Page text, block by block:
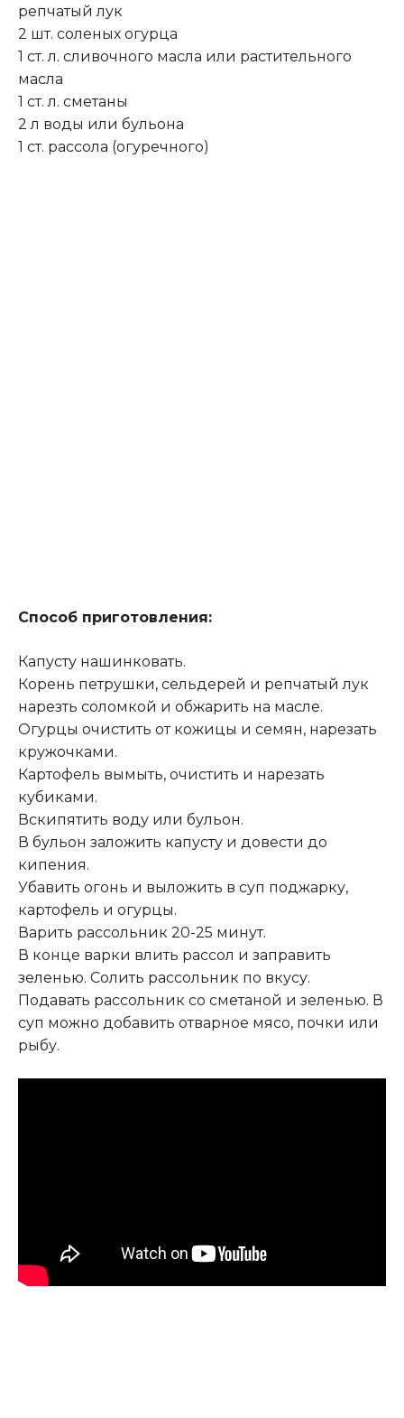
репчатый лук
2 шт. соленых огурца
1 ст. л. сливочного масла или растительного
масла
1 ст. л. сметаны
2 л воды или бульона
1 ст. рассола (огуречного)
Способ приготовления:
Капусту нашинковать.
Корень петрушки, сельдерей и репчатый лук
нарезть соломкой и обжарить на масле.
Огурцы очистить от кожицы и семян, нарезать
кружочками.
Картофель вымыть, очистить и нарезать
кубиками.
Вскипятить воду или бульон.
В бульон заложить капусту и довести до
кипения.
Убавить огонь и выложить в суп поджарку,
картофель и огурцы.
Варить рассольник 20-25 минут.
В конце варки влить рассол и заправить
зеленью. Солить рассольник по вкусу.
Подавать рассольник со сметаной и зеленью. В
суп можно добавить отварное мясо, почки или
рыбу.